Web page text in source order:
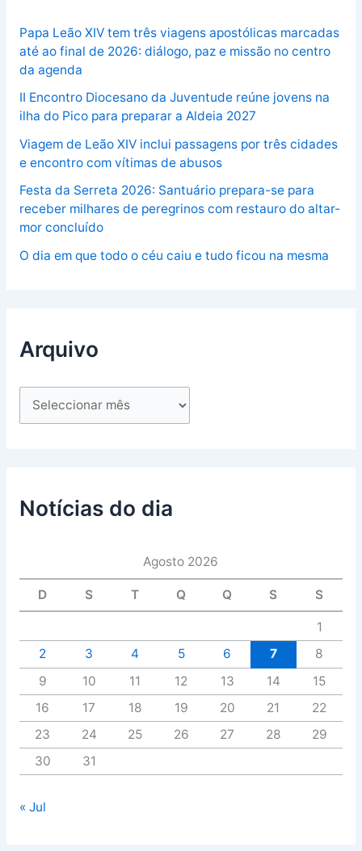
Papa Leão XIV tem três viagens apostólicas marcadas
até ao final de 2026: diálogo, paz e missão no centro
da agenda
II Encontro Diocesano da Juventude reúne jovens na
ilha do Pico para preparar a Aldeia 2027
Viagem de Leão XIV inclui passagens por três cidades
e encontro com vítimas de abusos
Festa da Serreta 2026: Santuário prepara-se para
receber milhares de peregrinos com restauro do altar-
mor concluído
O dia em que todo o céu caiu e tudo ficou na mesma
Arquivo
Notícias do dia
Agosto 2026
D S T Q Q S S
1
2
3 4 5 6 7
8
9
10 11 12 13 14
15
16
17 18 19 20 21
22
23
24 25 26 27 28
29
30
31
« Jul